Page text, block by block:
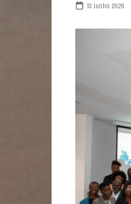
13 Junho 2026